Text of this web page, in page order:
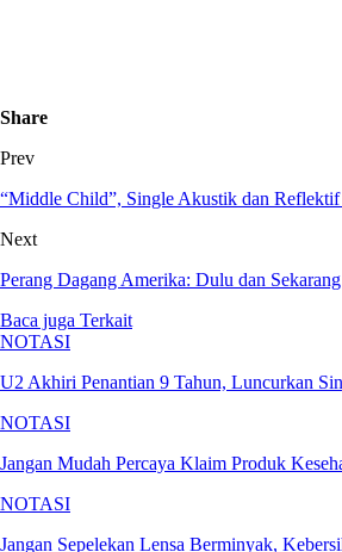
Share
Prev
“Middle Child”, Single Akustik dan
Next
Perang Dagang Amerika: Dulu dan Sekarang
Baca juga Terkait
NOTASI
U2 Akhiri Penantian 9 Tahun, Luncurkan
NOTASI
Jangan Mudah Percaya Klaim Produk
NOTASI
Jangan Sepelekan Lensa Berminyak,